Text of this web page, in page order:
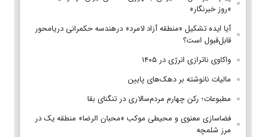
«روز خبرنگار»
آیا ایده تشکیل «منطقه آزاد لامرد» درهندسه حکمرانی دریامحور
قابل‌قبول است؟
واکاوی ناترازی انرژی در ۱۴۰۵
مالیات نانوشته بر دهک‌های پایین
مطبوعات؛ رکن چهارم مردم‌سالاری در تنگنای بقا
فضاسازی معنوی و محیطی موکب «محبان الرضا» منطقه یک در
مرز شلمچه